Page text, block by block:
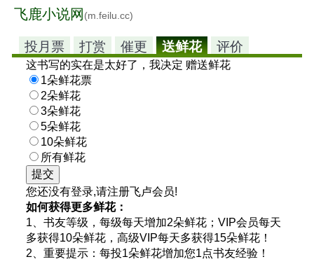
飞鹿小说网 (m.feilu.cc)
投月票 打赏 催更 送鲜花 评价
这书写的实在是太好了，我决定 赠送鲜花
1朵鲜花票
2朵鲜花
3朵鲜花
5朵鲜花
10朵鲜花
所有鲜花
您还没有登录,请注册飞卢会员!
如何获得更多鲜花：
1、书友等级，每级每天增加2朵鲜花；VIP会员每天
多获得10朵鲜花，高级VIP每天多获得15朵鲜花！
2、重要提示：每投1朵鲜花增加您1点书友经验！